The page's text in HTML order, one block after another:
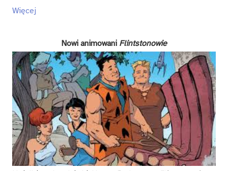
Więcej
Nowi animowani Flintstonowie